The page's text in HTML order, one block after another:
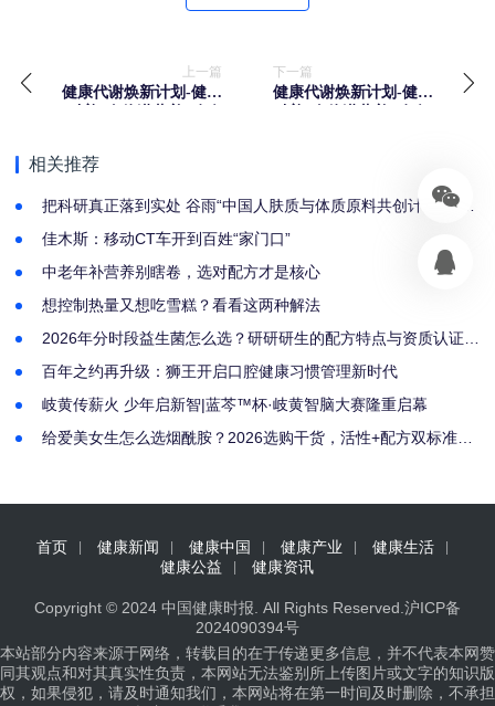
上一篇
健康代谢焕新计划-健康
下一篇
健康代谢焕新计划-健康
相关推荐
把科研真正落到实处 谷雨“中国人肤质与体质原料共创计划”正式
佳木斯：移动CT车开到百姓“家门口”
中老年补营养别瞎卷，选对配方才是核心
想控制热量又想吃雪糕？看看这两种解法
2026年分时段益生菌怎么选？研研研生的配方特点与资质认证解
百年之约再升级：狮王开启口腔健康习惯管理新时代
岐黄传薪火 少年启新智|蓝芩™杯·岐黄智脑大赛隆重启幕
给爱美女生怎么选烟酰胺？2026选购干货，活性+配方双标准筛
首页 健康新闻 健康中国 健康产业
健康生活
健康公益
健康资讯
Copyright © 2024 中国健康时报 . All Rights Reserved. 沪ICP备
2024090394号
本站部分内容来源于网络，转载目的在于传递更多信息，并不代表本网赞
同其观点和对其真实性负责，本网站无法鉴别所上传图片或文字的知识版
权，如果侵犯，请及时通知我们，本网站将在第一时间及时删除，不承担